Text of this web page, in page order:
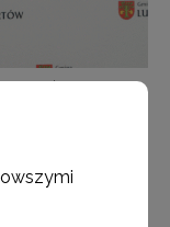
Szkół w Lubartowie